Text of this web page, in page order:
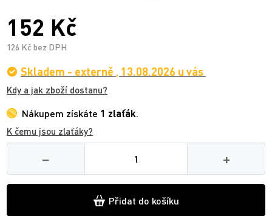
152 Kč
126 Kč bez DPH
Skladem - externě , 13.08.2026 u vás
Kdy a jak zboží dostanu?
Nákupem získáte 1 zlaťák.
K čemu jsou zlaťáky?
−
Množství
+
Přidat do košíku